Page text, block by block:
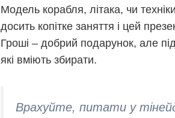
Модель корабля, літака, чи
досить копітке заняття і цей
Гроші – добрий подарунок, але
які вміють збирати.
Врахуйте, питати у